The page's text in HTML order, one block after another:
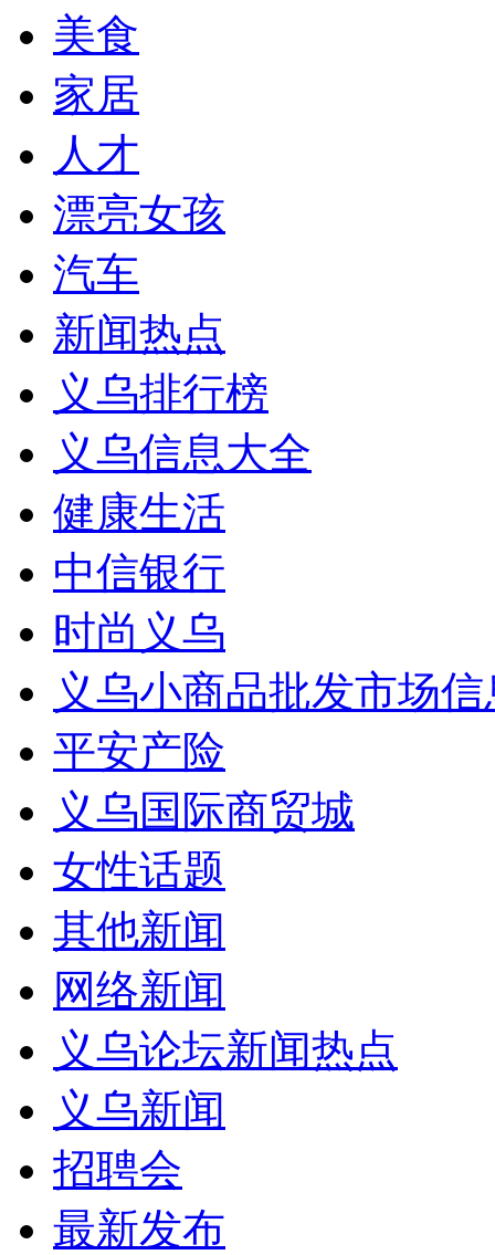
美食
家居
人才
漂亮女孩
汽车
新闻热点
义乌排行榜
义乌信息大全
健康生活
中信银行
时尚义乌
义乌小商品批发市场
平安产险
义乌国际商贸城
女性话题
其他新闻
网络新闻
义乌论坛新闻热点
义乌新闻
招聘会
最新发布